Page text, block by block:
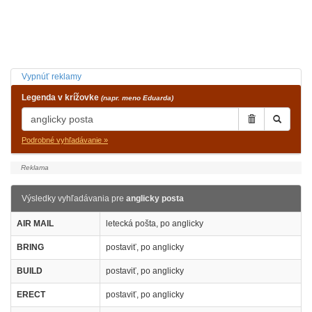
Vypnúť reklamy
Legenda v krížovke (napr. meno Eduarda)
Podrobné vyhľadávanie »
Výsledky vyhľadávania pre anglicky posta
AIR MAIL letecká pošta, po anglicky
BRING postaviť, po anglicky
BUILD postaviť, po anglicky
ERECT postaviť, po anglicky